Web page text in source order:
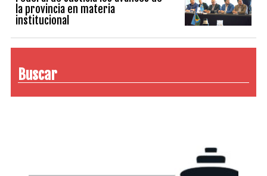
la provincia en materia
institucional
Buscar